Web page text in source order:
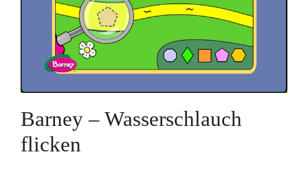
Barney – Wasserschlauch
flicken